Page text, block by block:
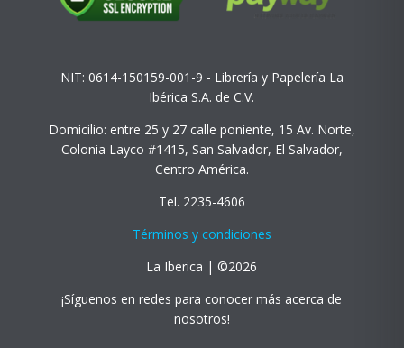
NIT: 0614-150159-001-9 - Librería y Papelería La
Ibérica S.A. de C.V.
Domicilio: entre 25 y 27 calle poniente, 15 Av. Norte,
Colonia Layco #1415, San Salvador, El Salvador,
Centro América.
Tel. 2235-4606
Términos y condiciones
La Iberica | ©2026
¡Síguenos en redes para conocer más acerca de
nosotros!